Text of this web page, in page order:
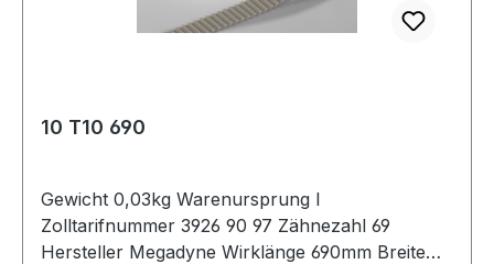
10 T10 690
Gewicht 0,03kg Warenursprung I
Zolltarifnummer 3926 90 97 Zähnezahl 69
Hersteller Megadyne Wirklänge 690mm Breite